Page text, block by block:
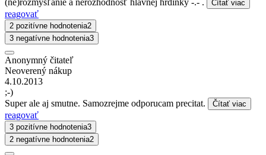
Čítať viac
reagovať
2 pozitívne hodnotenia2
3 negatívne hodnotenia3
Anonymný čitateľ
Neoverený nákup
4.10.2013
;-)
Super ale aj smutne. Samozrejme odporucam precitat.
Čítať viac
reagovať
3 pozitívne hodnotenia3
2 negatívne hodnotenia2